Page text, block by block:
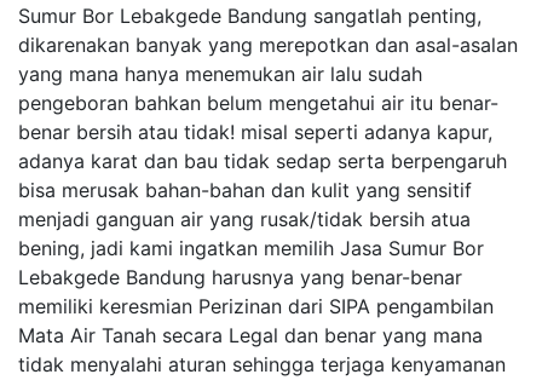
Sumur Bor Lebakgede Bandung sangatlah penting,
dikarenakan banyak yang merepotkan dan asal-asalan
yang mana hanya menemukan air lalu sudah
pengeboran bahkan belum mengetahui air itu benar-
benar bersih atau tidak! misal seperti adanya kapur,
adanya karat dan bau tidak sedap serta berpengaruh
bisa merusak bahan-bahan dan kulit yang sensitif
menjadi ganguan air yang rusak/tidak bersih atua
bening, jadi kami ingatkan memilih Jasa Sumur Bor
Lebakgede Bandung harusnya yang benar-benar
memiliki keresmian Perizinan dari SIPA pengambilan
Mata Air Tanah secara Legal dan benar yang mana
tidak menyalahi aturan sehingga terjaga kenyamanan